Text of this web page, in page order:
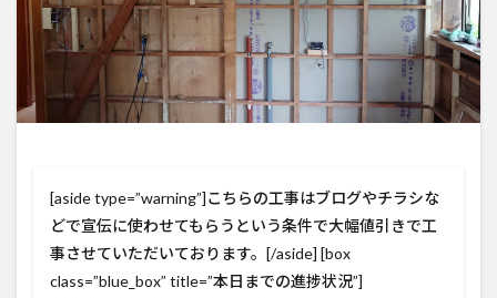
[aside type=”warning”]こちらの工事はブログやチラシな
どで宣伝に使わせてもらうという条件で大幅値引きで工
事させていただいております。[/aside] [box
class=”blue_box” title=”本日までの進捗状況”]